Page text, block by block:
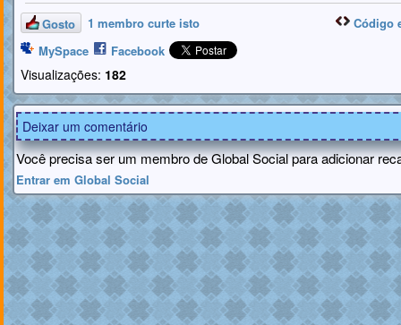
Gosto
1 membro curte isto
MySpace
Facebook
Visualizações: 182
Código
Deixar um comentário
Você precisa ser um membro de Global Social para adicionar
Entrar em Global Social